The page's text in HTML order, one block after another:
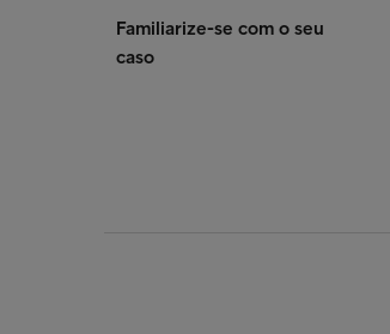
Familiarize-se com o seu
caso